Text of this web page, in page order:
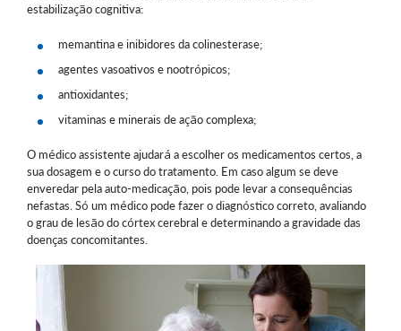
estabilização cognitiva:
memantina e inibidores da colinesterase;
agentes vasoativos e nootrópicos;
antioxidantes;
vitaminas e minerais de ação complexa;
O médico assistente ajudará a escolher os medicamentos certos, a
sua dosagem e o curso do tratamento. Em caso algum se deve
enveredar pela auto-medicação, pois pode levar a consequências
nefastas. Só um médico pode fazer o diagnóstico correto, avaliando
o grau de lesão do córtex cerebral e determinando a gravidade das
doenças concomitantes.